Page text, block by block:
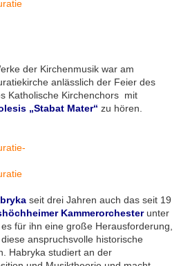
der Kirchenmusik war am
anlässlich der Feier des
Katholische Kirchenchors mit
„Stabat Mater“ zu hören.
seit drei Jahren auch das seit 19
Kammerorchesterunter
für ihn eine große Herausforderung,
anspruchsvolle historische
Habryka studiert an der